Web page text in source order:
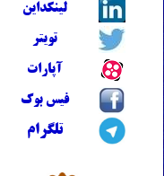
لینکداین
تویتر
آپارات
فیس بوک
تلگرام